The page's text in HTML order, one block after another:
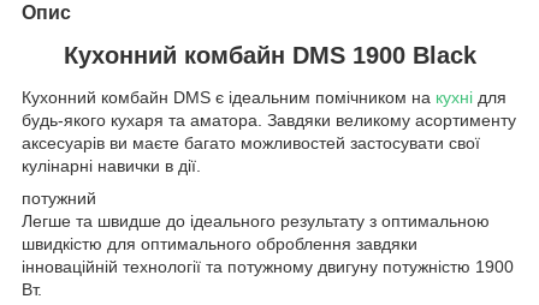
Опис
Кухонний комбайн DMS 1900 Black
Кухонний комбайн DMS є ідеальним помічником на кухні для
будь-якого кухаря та аматора. Завдяки великому асортименту
аксесуарів ви маєте багато можливостей застосувати свої
кулінарні навички в дії.
потужний
Легше та швидше до ідеального результату з оптимальною
швидкістю для оптимального оброблення завдяки
інноваційній технології та потужному двигуну потужністю 1900
Вт.